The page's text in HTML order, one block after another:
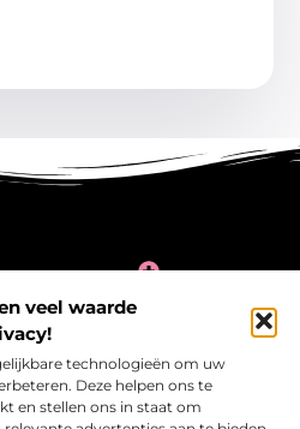
veel waarde
technologieën om uw
Deze helpen ons te
en stellen ons in staat om
Bericht categorie